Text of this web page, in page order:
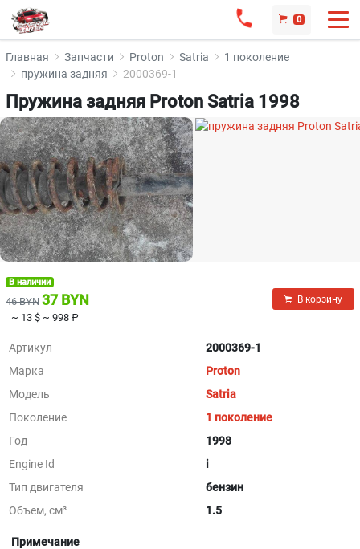
0
Главная Запчасти Proton Satria
1 поколение
пружина задняя
2000369-1
Пружина задняя Proton Satria 1998
В наличии
46 BYN 37 BYN
~ 13 $ ~ 998 ₽
В корзину
Артикул
2000369-1
Марка
Proton
Модель
Satria
Поколение
1 поколение
Год
1998
Engine Id
i
Тип двигателя
бензин
Объем, см³
1.5
Примечание